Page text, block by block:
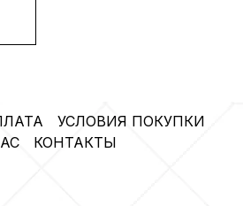
УСЛОВИЯ ПОКУПКИ
КОНТАКТЫ